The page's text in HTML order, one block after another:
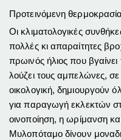
Προτεινόμενη
Οι κλιματολογικές
πολλές κι απαραίτητες
πρωινός ήλιος που
λούζει τους αμπελώνες,
οικολογική, δημιουργούν
για παραγωγή εκλεκτών
οινοποίηση, η ωρίμανση
Μυλοπόταμο δίνουν